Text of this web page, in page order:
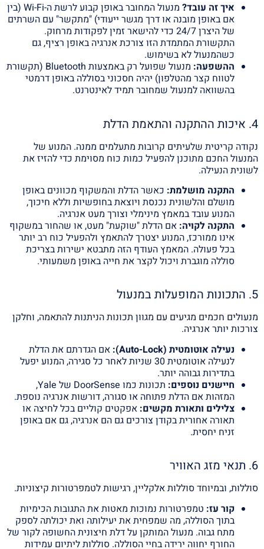
איך זה עובד?
מנעול המחובר באופן קבוע לרשת ה-Wi-Fi (בין
אם באופן מובנה או דרך מגשר ייעודי) "מתקשר" עם השרתים
של היצרן 24/7 כדי להישאר זמין לפקודות מרחוק.
התקשורת המתמדת הזו צורכת אנרגיה באופן רציף, גם
כשהמנעול לא בשימוש.
ההשפעה:
מנעול שפועל רק באמצעות Bluetooth (תקשורת
לטווח קצר מהטלפון) יהיה חסכוני בסוללה באופן דרמטי
בהשוואה למנעול שמחובר תמיד לאינטרנט.
4. איכות ההתקנה והתאמת הדלת
נקודה קריטית שלעיתים קרובות מתעלמים ממנה. המנוע של
המנעול החכם מתוכנן להפעיל כמות כוח מסוימת כדי להזיז את
לשונית הנעילה.
התקנה מושלמת: כאשר הדלת והמשקוף מכוונים באופן
מושלם והלשונית נכנסת ויוצאת בחופשיות וללא חיכוך,
המנוע עובד במאמץ מינימלי וצורך מעט אנרגיה.
התקנה לקויה: אם הדלת "שוקעת" מעט, או שהחור במשקוף
אינו ממורכז, המנוע יצטרך להתאמץ ולהפעיל כוח רב יותר
בכל פעולה. המאמץ העודף הזה מתבטא ישירות בצריכת
סוללה מוגברת ויכול לקצר את חייה באופן משמעותי.
5. התכונות המופעלות במנעול
מנעולים חכמים מגיעים עם מגוון תכונות הניתנות להתאמה, וחלקן
צורכות יותר אנרגיה.
נעילה אוטומטית (Auto-Lock):
אם הגדרתם את הדלת
לנעילה אוטומטית 30 שניות לאחר כל סגירה, המנוע יפעל
בתדירות גבוהה יותר.
חיישנים נוספים:
תכונות כמו DoorSense של Yale,
המזהות אם הדלת פתוחה או סגורה, דורשות אנרגיה נוספת.
צלילים ותאורת מקשים: אפקטים קוליים בכל לחיצה או
תאורה אחורית בקודן צורכים גם הם אנרגיה, גם אם באופן
זניח יחסית.
6. תנאי מזג האוויר
סוללות, ובמיוחד סוללות אלקליין, רגישות לטמפרטורות קיצוניות.
קור עז: טמפרטורות נמוכות מאטות את התגובות הכימיות
בתוך הסוללה, מה שמפחית את יעילותה ואת יכולתה לספק
מתח גבוה. מנעול המותקן על דלת חיצונית החשופה לקור של
החורף יחווה ירידה בחיי הסוללה. סוללות ליתיום עמידות